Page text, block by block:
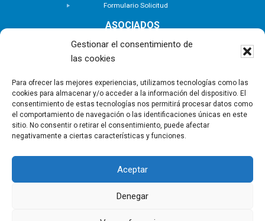
Gestionar el consentimiento de
las cookies
Para ofrecer las mejores experiencias, utilizamos tecnologías como las
cookies para almacenar y/o acceder a la información del dispositivo. El
consentimiento de estas tecnologías nos permitirá procesar datos como
el comportamiento de navegación o las identificaciones únicas en este
sitio. No consentir o retirar el consentimiento, puede afectar
negativamente a ciertas características y funciones.
Aceptar
Denegar
Formulario Solicitud
ASOCIADOS
Zona Privada
ACTUALIDAD
Notas de Prensa
Noticias
Nuevas Incorporaciones
CONTACTO
Copyright © - Asociación Canaria de Empresas de
Política de privacidad
Política de Cookies